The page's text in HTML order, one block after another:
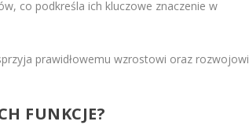
co podkreśla ich kluczowe znaczenie w
prawidłowemu wzrostowi oraz rozwojowi
FUNKCJE?